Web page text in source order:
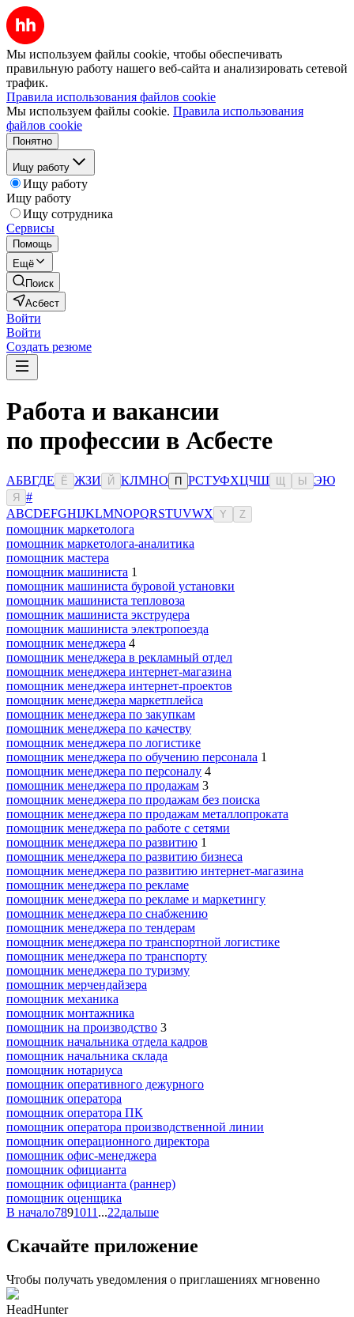
Мы используем файлы cookie, чтобы обеспечивать
правильную работу нашего веб-сайта и анализировать сетевой
трафик.
Правила использования файлов cookie
Мы используем файлы cookie. Правила использования
файлов cookie
Понятно
Ищу работу
Ищу работу
Ищу работу
Ищу сотрудника
Сервисы
Помощь
Ещё
Поиск
Асбест
Войти
Войти
Создать резюме
Работа и вакансии
по профессии в Асбесте
АБВГДЕ Ё ЖЗИ Й КЛМНО П РСТУФХЦЧШ Ы ЭЮ
Я
#
ABCDEFGHIJKLMNOPQRSTUVWX Y Z
помощник маркетолога
помощник маркетолога-аналитика
помощник мастера
помощник машиниста 1
помощник машиниста буровой установки
помощник машиниста тепловоза
помощник машиниста экструдера
помощник машиниста электропоезда
помощник менеджера 4
помощник менеджера в рекламный отдел
помощник менеджера интернет-магазина
помощник менеджера интернет-проектов
помощник менеджера маркетплейса
помощник менеджера по закупкам
помощник менеджера по качеству
помощник менеджера по логистике
помощник менеджера по обучению персонала 1
помощник менеджера по персоналу 4
помощник менеджера по продажам 3
помощник менеджера по продажам без поиска
помощник менеджера по продажам металлопроката
помощник менеджера по работе с сетями
помощник менеджера по развитию 1
помощник менеджера по развитию бизнеса
помощник менеджера по развитию интернет-магазина
помощник менеджера по рекламе
помощник менеджера по рекламе и маркетингу
помощник менеджера по снабжению
помощник менеджера по тендерам
помощник менеджера по транспортной логистике
помощник менеджера по транспорту
помощник менеджера по туризму
помощник мерчендайзера
помощник механика
помощник монтажника
помощник на производство 3
помощник начальника отдела кадров
помощник начальника склада
помощник нотариуса
помощник оперативного дежурного
помощник оператора
помощник оператора ПК
помощник оператора производственной линии
помощник операционного директора
помощник офис-менеджера
помощник официанта
помощник официанта (раннер)
помощник оценщика
В начало7891011 ...22дальше
Скачайте приложение
Чтобы получать уведомления о приглашениях мгновенно
HeadHunter